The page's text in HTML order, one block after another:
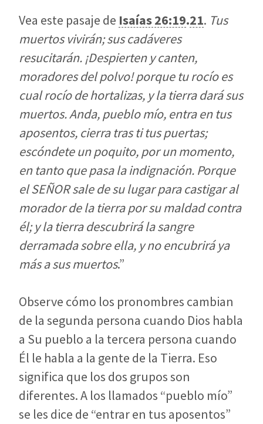
Vea este pasaje de Isaías 26:19.21. Tus
muertos vivirán; sus cadáveres
resucitarán. ¡Despierten y canten,
moradores del polvo! porque tu rocío es
cual rocío de hortalizas, y la tierra dará sus
muertos. Anda, pueblo mío, entra en tus
aposentos, cierra tras ti tus puertas;
escóndete un poquito, por un momento,
en tanto que pasa la indignación. Porque
el SEÑOR sale de su lugar para castigar al
morador de la tierra por su maldad contra
él; y la tierra descubrirá la sangre
derramada sobre ella, y no encubrirá ya
más a sus muertos.”
Observe cómo los pronombres cambian
de la segunda persona cuando Dios habla
a Su pueblo a la tercera persona cuando
Él le habla a la gente de la Tierra. Eso
significa que los dos grupos son
diferentes. A los llamados “pueblo mío”
se les dice de “entrar en tus aposentos”